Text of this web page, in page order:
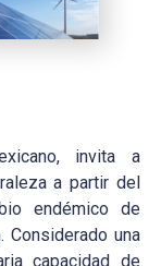
invita a
a partir del
endémico de
Considerado una
capacidad de